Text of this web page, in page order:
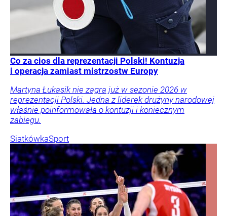
Co za cios dla reprezentacji Polski! Kontuzja
i operacja zamiast mistrzostw Europy
Martyna Łukasik nie zagra już w sezonie 2026 w
reprezentacji Polski. Jedna z liderek drużyny narodowej
właśnie poinformowała o kontuzji i koniecznym
zabiegu.
SiatkówkaSport